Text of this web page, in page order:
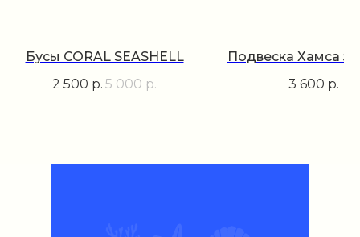
Бусы CORAL SEASHELL
2 500 р. 5 000 р.
Подвеска Хамса
3 600 р.